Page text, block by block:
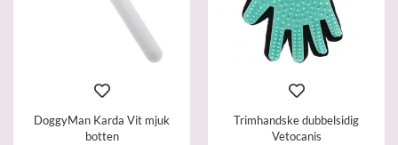
DoggyMan Karda Vit mjuk
botten
Trimhandske dubbelsidig
Vetocanis